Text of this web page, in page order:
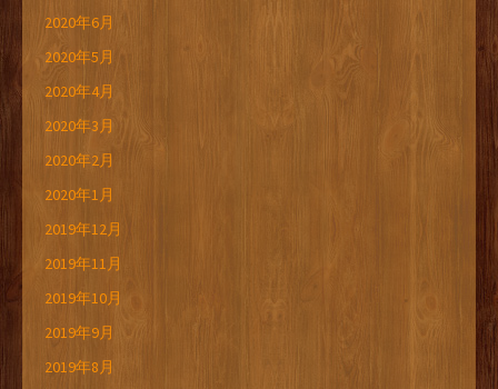
2020年6月
2020年5月
2020年4月
2020年3月
2020年2月
2020年1月
2019年12月
2019年11月
2019年10月
2019年9月
2019年8月